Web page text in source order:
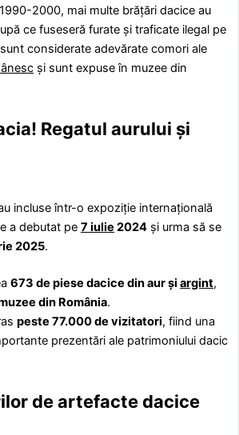
2000, mai multe brățări dacice au
ce fuseseră furate și traficate ilegal pe
considerate adevărate comori ale
și sunt expuse în muzee din
Regatul aurului și
incluse într-o expoziție internațională
a debutat pe 7 iulie 2024 și urma să se
2025.
673 de piese dacice din aur și argint,
din România.
peste 77.000 de vizitatori, fiind una
prezentări ale patrimoniului dacic
de artefacte dacice